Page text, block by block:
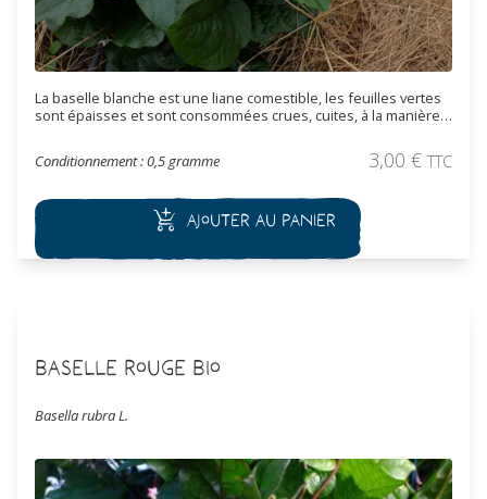
La baselle blanche est une liane comestible, les feuilles vertes
sont épaisses et sont consommées crues, cuites, à la manière
appréciées dans la cuisine chinoise et japonaise. Les feuilles
ou les jeunes pousses se récoltent au fur et à mesure des
Conditionnement : 0,5 gramme 3,00 € TTC
Ajouter au panier
Baselle Rouge Bio
Basella rubra L.